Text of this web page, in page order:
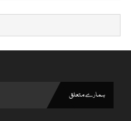
ہمارے متعلق